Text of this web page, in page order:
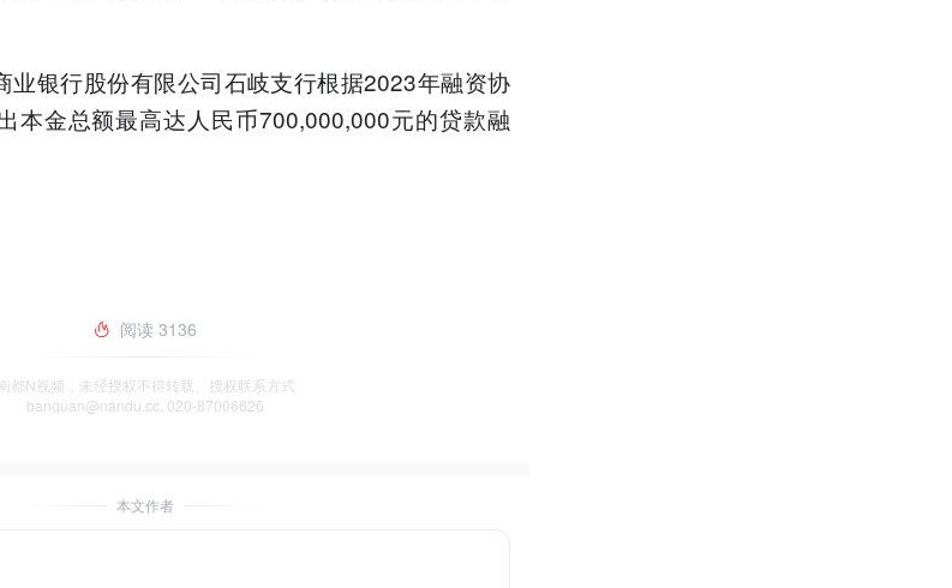
业银行股份有限公司石岐支行根据2023年融资协
本金总额最高达人民币700,000,000元的贷款融
阅读 3136
都N视频，未经授权不得转载、授权联系方式
banquan@nandu.cc. 020-87006626
本文作者